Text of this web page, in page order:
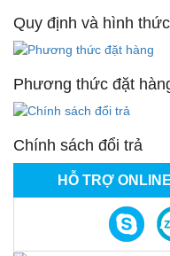
HỖ TRỢ ONLINE
Quy định và hình
Phương thức đặt
Chính sách đổi trả